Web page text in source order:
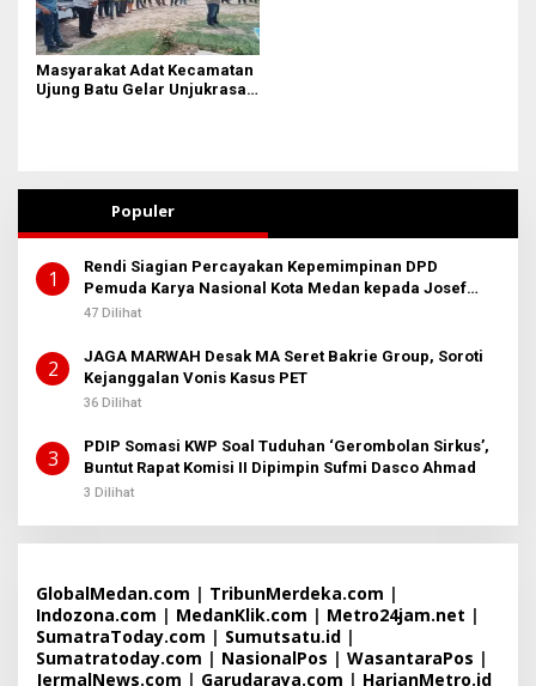
Masyarakat Adat Kecamatan
Ujung Batu Gelar Unjukrasa,
Populer
1
Rendi Siagian Percayakan Kepemimpinan DPD
Pemuda Karya Nasional Kota Medan kepada Josef
Sembiring
47 Dilihat
2
JAGA MARWAH Desak MA Seret Bakrie Group, Soroti
Kejanggalan Vonis Kasus PET
36 Dilihat
3
PDIP Somasi KWP Soal Tuduhan ‘Gerombolan Sirkus’,
Buntut Rapat Komisi II Dipimpin Sufmi Dasco Ahmad
3 Dilihat
GlobalMedan.com | TribunMerdeka.com |
Indozona.com | MedanKlik.com | Metro24jam.net |
SumatraToday.com | Sumutsatu.id |
Sumatratoday.com | NasionalPos | WasantaraPos |
JermalNews.com | Garudaraya.com | HarianMetro.id